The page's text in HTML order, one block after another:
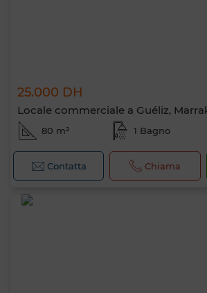
25.000 DH
Locale commerciale a Guéliz,
80 m² 1 Bagno
Contatta Chiama